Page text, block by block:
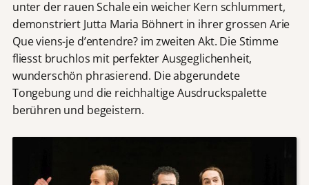
unter der rauen Schale ein weicher Kern schlummert,
demonstriert Jutta Maria Böhnert in ihrer grossen Arie
Que viens-je d’entendre? im zweiten Akt. Die Stimme
fliesst bruchlos mit perfekter Ausgeglichenheit,
wunderschön phrasierend. Die abgerundete
Tongebung und die reichhaltige Ausdruckspalette
berühren und begeistern.